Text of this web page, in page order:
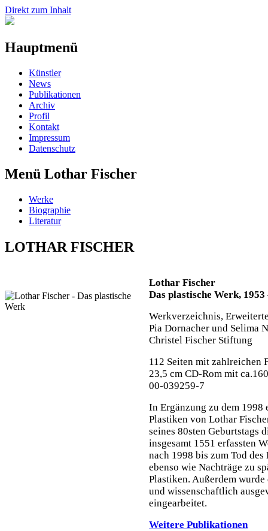
Direkt zum Inhalt
Hauptmenü
Künstler
News
Publikationen
Archiv
Profil
Kontakt
Impressum
Datenschutz
Menü Lothar Fischer
Werke
Biographie
Literatur
LOTHAR FISCHER
Lothar Fischer
Das plastische Werk, 1953
Werkverzeichnis,
Pia Dornacher und Selima
Christel Fischer Stiftung
112 Seiten mit zahlreichen
23,5 cm CD-Rom mit
00-039259-7
In Ergänzung zu dem 1998
Plastiken von Lothar
seines 80sten Geburtstags
insgesamt 1551 erfassten
nach 1998 bis zum Tod
ebenso wie Nachträge zu
Plastiken. Außerdem
und wissenschaftlich
eingearbeitet.
Weitere Publikationen